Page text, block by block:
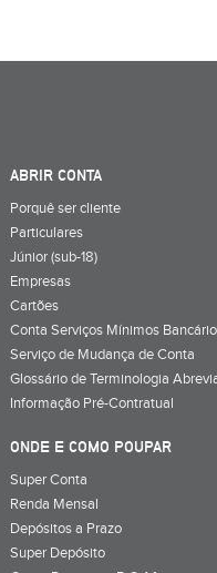
ABRIR CONTA
Porquê ser cliente
Particulares
Júnior (sub-18)
Empresas
Cartões
Conta Serviços Mínimos
Serviço de Mudança de Conta
Glossário de Terminologia
Informação Pré-Contratual
ONDE E COMO POUPAR
Super Conta
Renda Mensal
Depósitos a Prazo
Super Depósito